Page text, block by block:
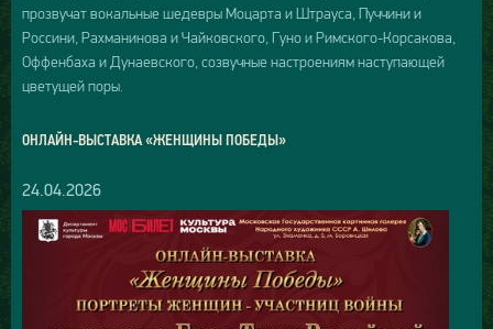
прозвучат вокальные шедевры Моцарта и Штрауса, Пуччини и
Россини, Рахманинова и Чайковского, Гуно и Римского-Корсакова,
Оффенбаха и Дунаевского, созвучные настроениям наступающей
цветущей поры.
ОНЛАЙН-ВЫСТАВКА «ЖЕНЩИНЫ ПОБЕДЫ»
24.04.2026